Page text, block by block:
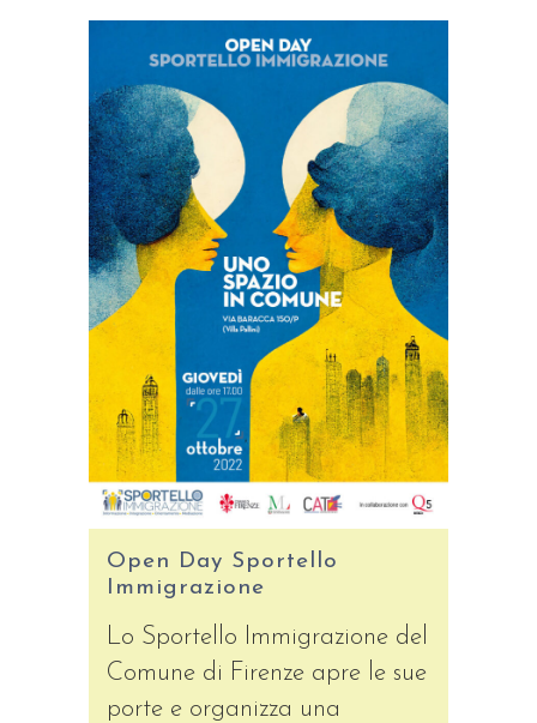
Open Day Sportello
Immigrazione
Lo Sportello Immigrazione del
Comune di Firenze apre le sue
porte e organizza una